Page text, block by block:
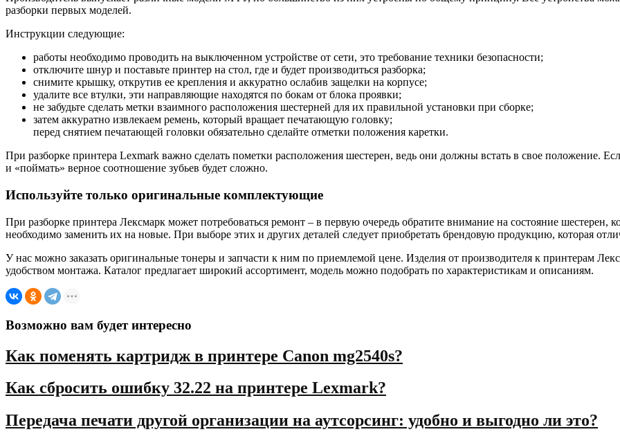
разборки первых моделей.
Инструкции следующие:
работы необходимо проводить на выключенном устройстве от сети, это требование техники безопасности;
отключите шнур и поставьте принтер на стол, где и будет производиться разборка;
снимите крышку, открутив ее крепления и аккуратно ослабив защелки на корпусе;
удалите все втулки, эти направляющие находятся по бокам от блока проявки;
не забудьте сделать метки взаимного расположения шестерней для их правильной установки при сборке;
затем аккуратно извлекаем ремень, который вращает печатающую головку;
перед снятием печатающей головки обязательно сделайте отметки положения каретки.
При разборке принтера Lexmark важно сделать пометки расположения шестерен, ведь они должны встать в свое положение.
и «поймать» верное соотношение зубьев будет сложно.
Используйте только оригинальные комплектующие
При разборке принтера Лексмарк может потребоваться ремонт – в первую очередь обратите внимание на состояние
необходимо заменить их на новые. При выборе этих и других деталей следует приобретать брендовую продукцию, которая
У нас можно заказать оригинальные тонеры и запчасти к ним по приемлемой цене. Изделия от производителя к принтерам
удобством монтажа. Каталог предлагает широкий ассортимент, модель можно подобрать по характеристикам и описаниям.
Возможно вам будет интересно
Как поменять картридж в принтере Canon mg2540s?
Как сбросить ошибку 32.22 на принтере Lexmark?
Передача печати другой организации на аутсорсинг: удобно и выгодно ли это?